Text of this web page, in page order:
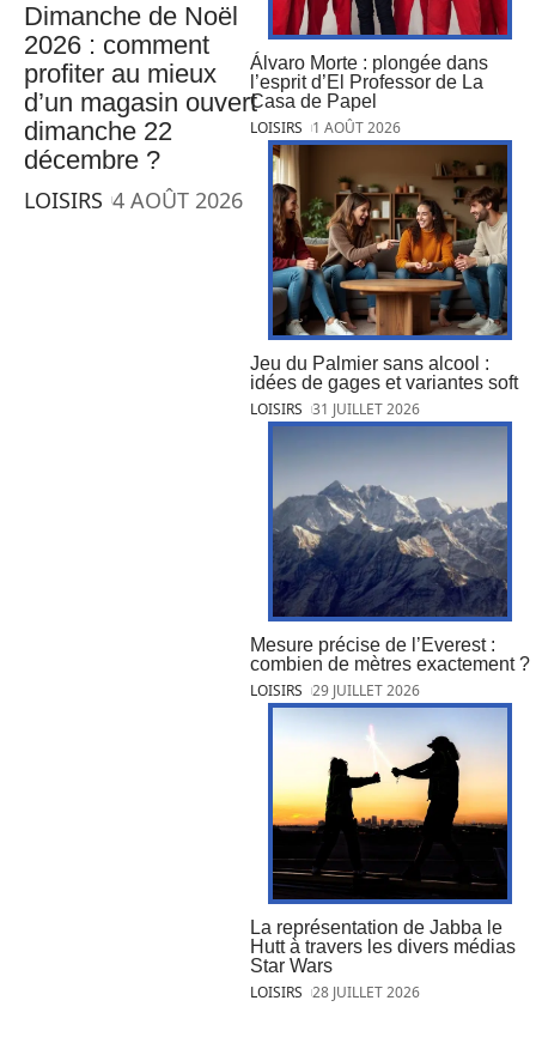
Dimanche de Noël
2026 : comment
profiter au mieux
d’un magasin ouvert
dimanche 22
décembre ?
LOISIRS 4 AOÛT 2026
Álvaro Morte : plongée dans
l’esprit d’El Professor de La
Casa de Papel
LOISIRS 1 AOÛT 2026
Jeu du Palmier sans alcool :
idées de gages et variantes soft
LOISIRS 31 JUILLET 2026
Mesure précise de l’Everest :
combien de mètres exactement ?
LOISIRS 29 JUILLET 2026
La représentation de Jabba le
Hutt à travers les divers médias
Star Wars
LOISIRS 28 JUILLET 2026